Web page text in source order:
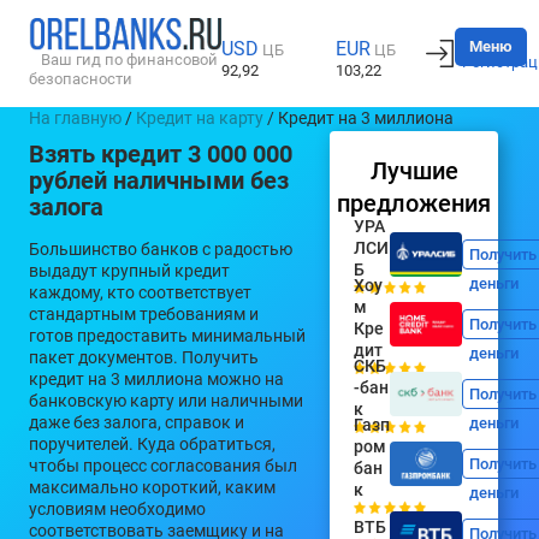
Ваш гид по финансовой
безопасности
USD ЦБ
92,92
EUR ЦБ
103,22
Вход
Меню
На главную / Кредит на карту / Кредит на 3 миллиона
Взять кредит 3 000 000
рублей наличными без
залога
Большинство банков с радостью
выдадут крупный кредит
каждому, кто соответствует
стандартным требованиям и
готов предоставить минимальный
пакет документов. Получить
кредит на 3 миллиона можно на
банковскую карту или наличными
даже без залога, справок и
поручителей. Куда обратиться,
чтобы процесс согласования был
максимально короткий, каким
условиям необходимо
соответствовать заемщику и на
Лучшие
предложения
УРА
ЛСИ
Б
Получить
деньги
Хоу
м
Кре
дит
Получить
деньги
СКБ
-бан
к
Получить
деньги
Газп
ром
бан
к
Получить
деньги
ВТБ Получить